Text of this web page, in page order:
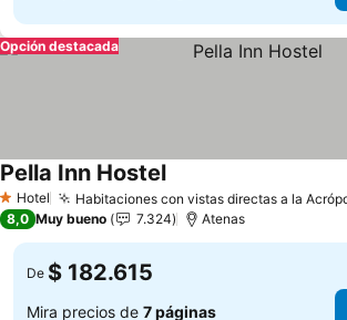
Opción destacada
1 Estrellas
Hotel Habitaciones con vistas directas a la
Pella Inn Hostel
8,0 Muy bueno 7.324 Atenas
De $ 182.615
Mira precios de 7 páginas